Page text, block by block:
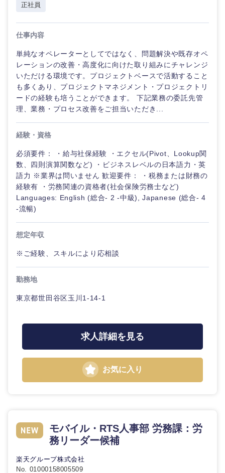
岡山県 広島県
山口県
香川県 愛媛県
高知県
正社員
仕事内容
単純なオペレーターとしてではなく、問題解決や既存オペ
レーションの改善・高度化に向けた取り組みにチャレンジ
いただける環境です。プロジェクトベースで活動すること
も多くあり、プロジェクトマネジメント・プロジェクトリ
ードの経験も培うことができます。 下記業務の委託先管
理、業務・プロセス改善をご担当いただき...
経験・資格
必須要件： ・給与社保経験 ・エクセル(Pivot、Lookup関
数、四則演算関数など) ・ビジネスレベルの日本語力・英
語力 ※業界は問いません 歓迎要件： ・税務または財務の
経験有 ・労務関連の資格者(社会保険労務士など)
Languages: English (総合- 2 -中級), Japanese (総合- 4
-流暢)
想定年収
※ご経験、スキルにより応相談
勤務地
東京都世田谷区玉川1-14-1
求人詳細を見る
お気に入り
モバイル・RTS人事部 労務課：労
務リーダー候補
楽天グループ株式会社
No. 01000158005509